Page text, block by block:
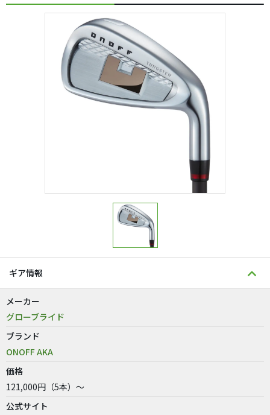
ギア情報
メーカー
グローブライド
ブランド
ONOFF AKA
価格
121,000円（5本）～
公式サイト